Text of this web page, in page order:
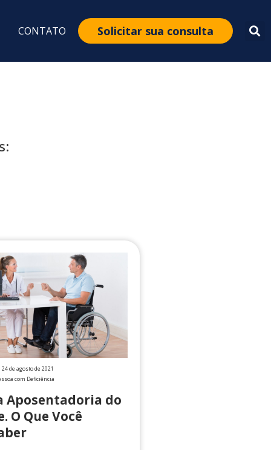
CONTATO Solicitar sua consulta
24 de agosto de 2021
com Deficiência
Aposentadoria do
O Que Você